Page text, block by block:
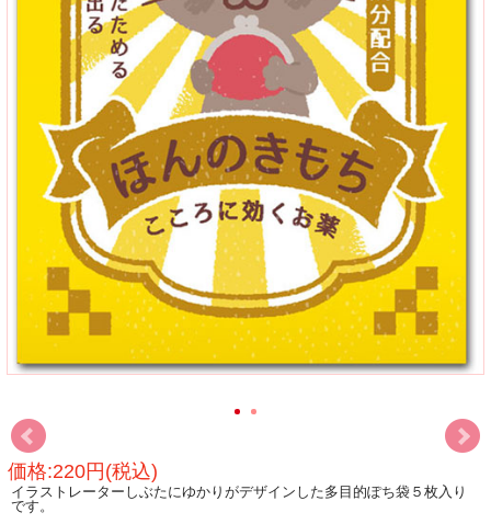
価格:220円(税込)
イラストレーターしぶたにゆかりがデザインした多目的ぽち袋５枚入り
です。